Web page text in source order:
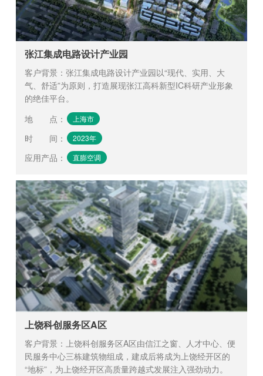
张江集成电路设计产业园
客户背景：张江集成电路设计产业园以“现代、实用、大
气、舒适”为原则，打造展现张江高科新型IC科研产业形象
的绝佳平台。
地 点 ： 上海市
时 间 ： 2023年
应用产品 ： 直膨空调
上饶科创服务区A区
客户背景：上饶科创服务区A区由信江之窗、人才中心、便
民服务中心三栋建筑物组成，建成后将成为上饶经开区的
“地标”，为上饶经开区高质量跨越式发展注入强劲动力。